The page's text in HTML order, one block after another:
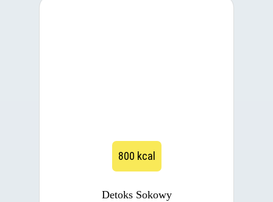
800 kcal
Detoks Sokowy